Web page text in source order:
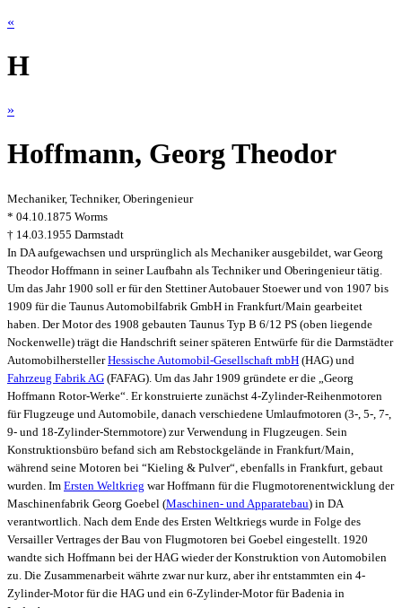
«
H
»
Hoffmann, Georg Theodor
Mechaniker, Techniker, Oberingenieur
* 04.10.1875 Worms
† 14.03.1955 Darmstadt
In DA aufgewachsen und ursprünglich als Mechaniker ausgebildet, war Georg
Theodor Hoffmann in seiner Laufbahn als Techniker und Oberingenieur tätig.
Um das Jahr 1900 soll er für den Stettiner Autobauer Stoewer und von 1907 bis
1909 für die Taunus Automobilfabrik GmbH in Frankfurt/Main gearbeitet
haben. Der Motor des 1908 gebauten Taunus Typ B 6/12 PS (oben liegende
Nockenwelle) trägt die Handschrift seiner späteren Entwürfe für die Darmstädter
AutomobilherstellerHessische Automobil-Gesellschaft mbH (HAG) und
Fahrzeug Fabrik AG (FAFAG). Um das Jahr 1909 gründete er die „Georg
Hoffmann Rotor-Werke“. Er konstruierte zunächst 4-Zylinder-Reihenmotoren
für Flugzeuge und Automobile, danach verschiedene Umlaufmotoren (3-, 5-, 7-,
9- und 18-Zylinder-Sternmotore) zur Verwendung in Flugzeugen. Sein
Konstruktionsbüro befand sich am Rebstockgelände in Frankfurt/Main,
während seine Motoren bei “Kieling & Pulver“, ebenfalls in Frankfurt, gebaut
wurden. Im Ersten Weltkrieg war Hoffmann für die Flugmotorenentwicklung der
Maschinenfabrik Georg Goebel (Maschinen- und Apparatebau) in DA
verantwortlich. Nach dem Ende des Ersten Weltkriegs wurde in Folge des
Versailler Vertrages der Bau von Flugmotoren bei Goebel eingestellt. 1920
wandte sich Hoffmann bei der HAG wieder der Konstruktion von Automobilen
zu. Die Zusammenarbeit währte zwar nur kurz, aber ihr entstammten ein 4-
Zylinder-Motor für die HAG und ein 6-Zylinder-Motor für Badenia in